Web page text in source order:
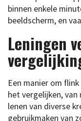
binnen enkele
beeldscherm, en
Leningen
Een manier om
het vergelijken,
lenen van diverse
gebruikmaken van